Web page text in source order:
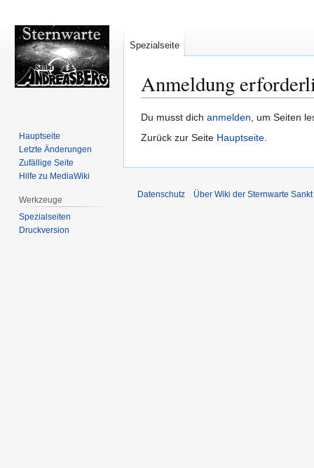
Anmeldung
Zur
Navigation
Zur
Suche
Du musst dich anmelden, um Seiten
Zurück zur Seite Hauptseite.
Spezialseite
Hauptseite
Letzte Änderungen
Zufällige Seite
Hilfe zu MediaWiki
Werkzeuge
Spezialseiten
Druckversion
Datenschutz Über Wiki der Sternwarte